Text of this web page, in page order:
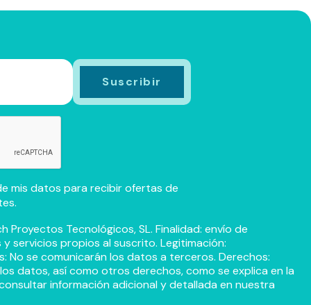
mis datos para recibir ofertas de
Proyectos Tecnológicos, SL. Finalidad: envío de
servicios propios al suscrito. Legitimación:
No se comunicarán los datos a terceros. Derechos:
datos, así como otros derechos, como se explica en la
información adicional y detallada en nuestra